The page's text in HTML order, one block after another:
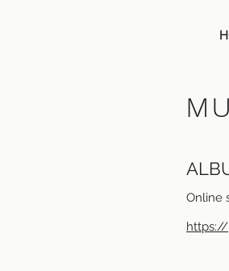
Online
https://